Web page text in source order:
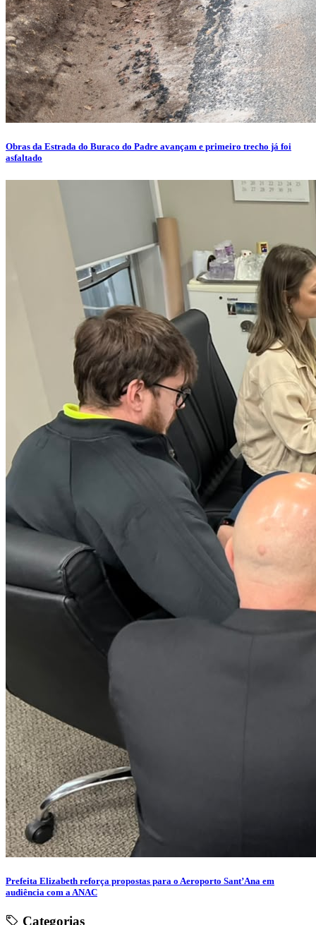
Obras da Estrada do Buraco do Padre avançam e primeiro trecho já foi
asfaltado
Prefeita Elizabeth reforça propostas para o Aeroporto Sant’Ana em
audiência com a ANAC
Categorias